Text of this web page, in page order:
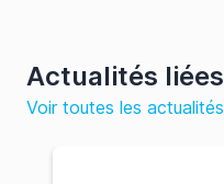
Actualités liées
Voir toutes les actualités